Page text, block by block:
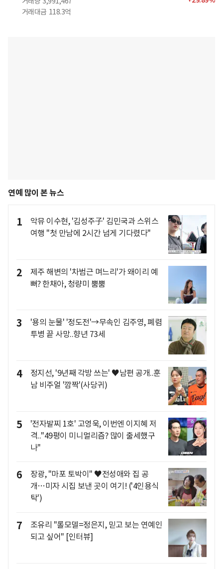
거래대금 118.3억
연예 많이 본 뉴스
1
악뮤 이수현, '김성주子' 김민국과 스위스
여행 "첫 만남에 2시간 넘게 기다렸다"
2
제주 해변의 '차범근 며느리'가 왜이리 예
뻐? 한채아, 청량미 뿜뿜
3
'용의 눈물' '정도전'→무속인 김주영, 폐렴
투병 끝 사망..향년 73세
4
정지선, '9년째 각방 쓰는' ♥남편 공개..훈
남 비주얼 '깜짝'(사당귀)
5
'전자발찌 1호' 고영욱, 이번엔 이지혜 저
격.."49평이 미니멀리즘? 많이 출세했구
나"
6
장광, "마포 토박이" ♥전성애와 집 공
개…미자 시집 보낸 곳이 여기! ('4인용식
탁')
7
조유리 "롤모델=정은지, 믿고 보는 연예인
되고 싶어" [인터뷰]